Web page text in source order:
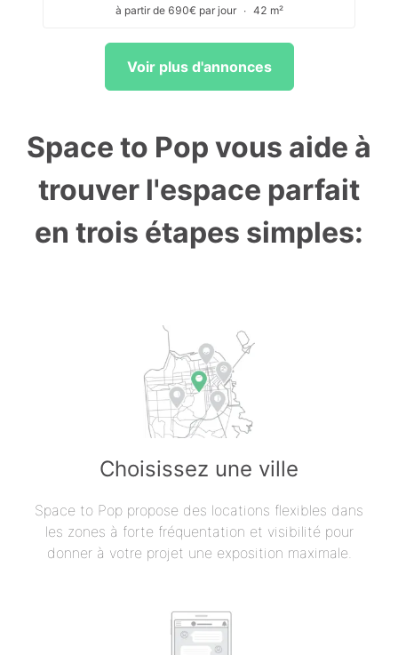
à partir de 690€ par jour ∙ 42 m²
Voir plus d'annonces
Space to Pop vous aide à
trouver l'espace parfait
en trois étapes simples:
Choisissez une ville
Space to Pop propose des locations flexibles dans
les zones à forte fréquentation et visibilité pour
donner à votre projet une exposition maximale.